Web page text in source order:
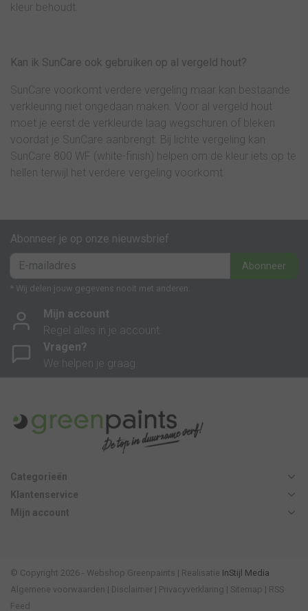
kleur behoudt.
Kan ik SunCare ook gebruiken op al vergeld hout?
SunCare voorkomt verdere vergeling maar kan bestaande
verkleuring niet ongedaan maken. Voor al vergeld hout
moet je eerst de verkleurde laag wegschuren of bleken
voordat je SunCare aanbrengt. Bij lichte vergeling kan
SunCare 800 WF (white-finish) helpen om de kleur iets op te
hellen terwijl het verdere vergeling voorkomt.
Abonneer je op onze nieuwsbrief
Abonneer
* Wij delen jouw gegevens nooit met anderen.
Mijn account
Regel alles in je account.
Vragen?
We helpen je graag.
Categorieën
Klantenservice
Mijn account
© Copyright 2026 - Webshop Greenpaints | Realisatie InStijl Media
Algemene voorwaarden | Disclaimer | Privacyverklaring | Sitemap | RSS
Feed